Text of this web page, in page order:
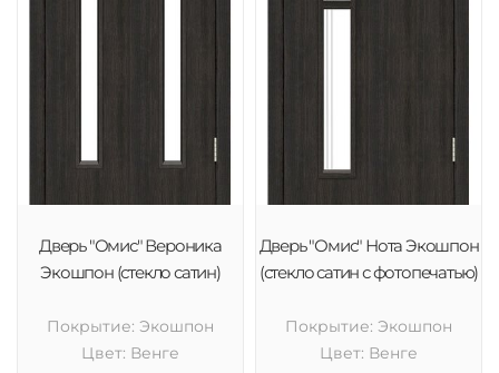
Дверь "Омис" Вероника
Экошпон (стекло сатин)
Покрытие: Экошпон
Цвет: Венге
Дверь "Омис" Нота Экошпон
(стекло сатин с фотопечатью)
Покрытие: Экошпон
Цвет: Венге